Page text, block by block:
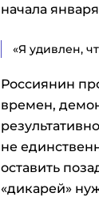
начала
«Я удивлен,
Россиянин
времен,
не
оставить
«дикарей»